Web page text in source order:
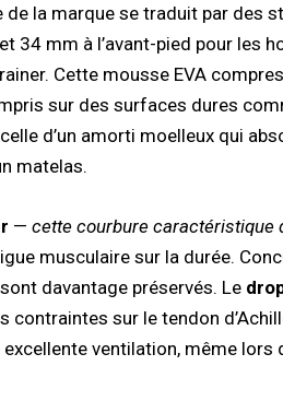
la marque se traduit par des
34 mm à l’avant-pied pour les
Cette mousse EVA
sur des surfaces dures
d’un amorti moelleux qui
matelas.
— cette courbure caractéristique
musculaire sur la durée.
davantage préservés. Le
sur le tendon
ventilation, même